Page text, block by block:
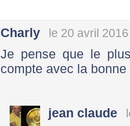
Charly le 20 avril
Je pense que le
compte avec la
jean claude